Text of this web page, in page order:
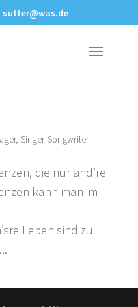
sutter@was.de
, Singer-Songwriter
die nur and’re
kann man im
Refrain
Leben sind zu